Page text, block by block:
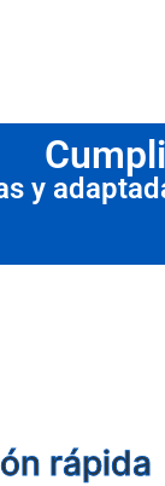
y
rápida